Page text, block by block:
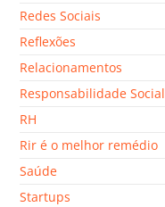
Redes Sociais
Reflexões
Relacionamentos
Responsabilidade Social
RH
Rir é o melhor remédio
Saúde
Startups